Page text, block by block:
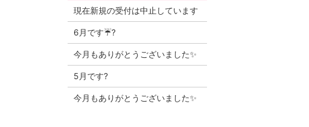
現在新規の受付は中止しています
6月です☔?
今月もありがとうございました✨
5月です?
今月もありがとうございました✨